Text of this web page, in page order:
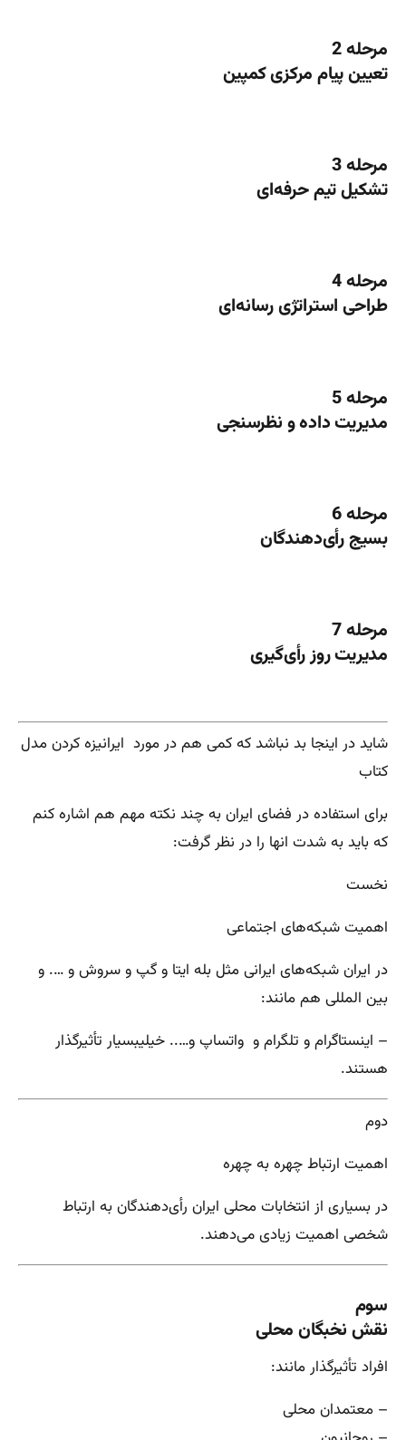
مرحله 2
تعیین پیام مرکزی کمپین
مرحله 3
تشکیل تیم حرفه‌ای
مرحله 4
طراحی استراتژی رسانه‌ای
مرحله 5
مدیریت داده و نظرسنجی
مرحله 6
بسیج رأی‌دهندگان
مرحله 7
مدیریت روز رأی‌گیری
شاید در اینجا بد نباشد که کمی هم در مورد ایرانیزه کردن مدل
کتاب
برای استفاده در فضای ایران به چند نکته مهم هم اشاره کنم
که باید به شدت انها را در نظر گرفت:
نخست
اهمیت شبکه‌های اجتماعی
در ایران شبکه‌های ایرانی مثل بله ایتا و گپ و سروش و …. و
بین المللی هم مانند:
– اینستاگرام و تلگرام و واتساپ و….. خیلیبسیار تأثیرگذار
هستند.
دوم
اهمیت ارتباط چهره به چهره
در بسیاری از انتخابات محلی ایران رأی‌دهندگان به ارتباط
شخصی اهمیت زیادی می‌دهند.
سوم
نقش نخبگان محلی
افراد تأثیرگذار مانند:
– معتمدان محلی